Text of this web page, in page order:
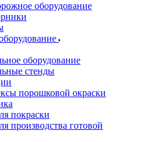
оборудование
оборудование
стенды
порошковой окраски
покраски
производства готовой